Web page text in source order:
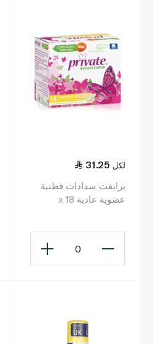
31.25 لكل
برايفت سدادات قطنية
عضوية عادية x 18
0